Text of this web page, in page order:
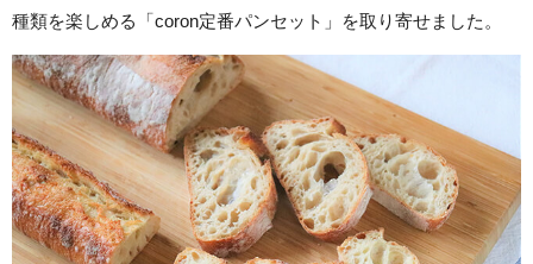
種類を楽しめる「coron定番パンセット」を取り寄せました。